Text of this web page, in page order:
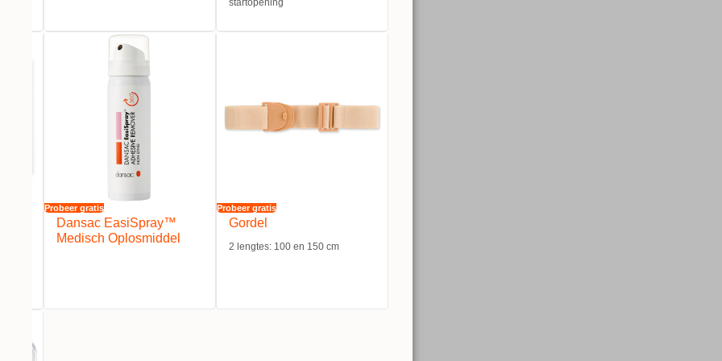
startopening
Probeer gratis
Dansac EasiSpray™
Medisch Oplosmiddel
Probeer gratis
Gordel
2 lengtes: 100 en 150 cm